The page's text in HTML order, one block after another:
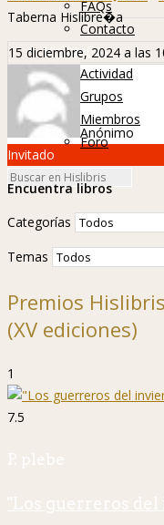
FAQs
Contacto
Hislibreños
Actividad
Grupos
Miembros
Foro
Taberna Hislibre�a
15 diciembre, 2024 a las
Anónimo
Invitado
Encuentra libros
Categorías
Temas
Premios
(XV ediciones)
1
7.5
P. plebe
"Los guerreros